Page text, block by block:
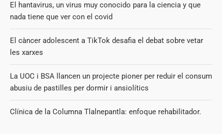
El hantavirus, un virus muy conocido para la ciencia y que
nada tiene que ver con el covid
El càncer adolescent a TikTok desafia el debat sobre vetar
les xarxes
La UOC i BSA llancen un projecte pioner per reduir el consum
abusiu de pastilles per dormir i ansiolítics
Clínica de la Columna Tlalnepantla: enfoque rehabilitador.